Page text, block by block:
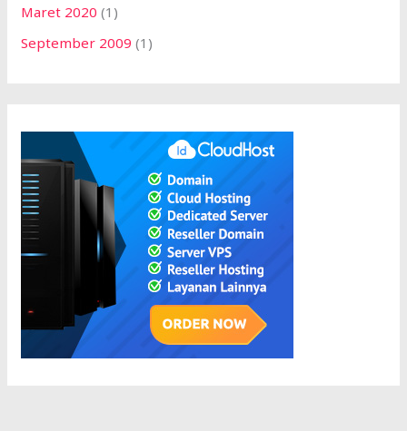
Maret 2020 (1)
September 2009 (1)